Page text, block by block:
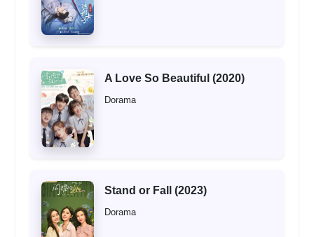
A Love So Beautiful (2020)
Dorama
Stand or Fall (2023)
Dorama